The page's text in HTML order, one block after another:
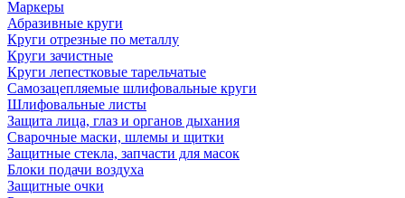
Маркеры
Абразивные круги
Круги отрезные по металлу
Круги зачистные
Круги лепестковые тарельчатые
Самозацепляемые шлифовальные круги
Шлифовальные листы
Защита лица, глаз и органов дыхания
Сварочные маски, шлемы и щитки
Защитные стекла, запчасти для масок
Блоки подачи воздуха
Защитные очки